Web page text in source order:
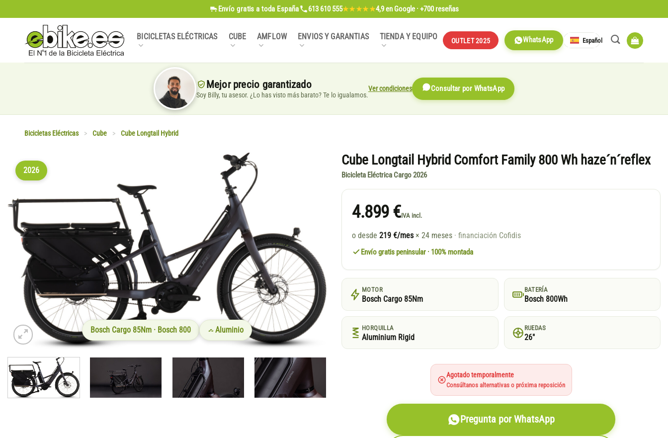
al
contenido
Envío gratis a toda España 613 610 555★★★★★4,9en Google · +700 reseñas
BICICLETAS ELÉCTRICAS CUBE AMFLOW ENVIOS Y GARANTIAS TIENDA Y EQUIPO OUTLET 2025 WhatsApp Español
Mejor precio garantizado
Soy Billy, tu asesor. ¿Lo has visto más barato? Te lo igualamos.
Ver condiciones Consultar por WhatsApp
Bicicletas Eléctricas > Cube > Cube Longtail Hybrid
2026
Bosch Cargo 85Nm · Bosch 800 Aluminio
Cube Longtail Hybrid Comfort Family 800 Wh haze´n´reflex
Bicicleta Eléctrica Cargo 2026
4.899 €IVA incl.
o desde 219 €/mes × 24 meses · financiación Cofidis
Envío gratis peninsular · 100% montada
MOTOR
Bosch Cargo 85Nm
BATERÍA
Bosch 800Wh
HORQUILLA
Aluminium Rigid
RUEDAS
26"
Agotado temporalmente
Consúltanos alternativas o próxima reposición
Pregunta por WhatsApp